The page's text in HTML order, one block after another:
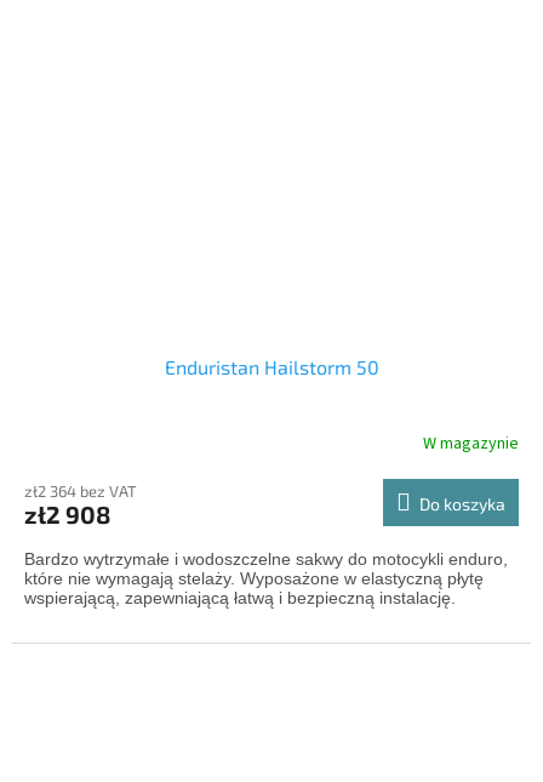
Enduristan Hailstorm 50
W magazynie
zł2 364 bez VAT
zł2 908 Do koszyka
Bardzo wytrzymałe i wodoszczelne sakwy do motocykli enduro,
które nie wymagają stelaży. Wyposażone w elastyczną płytę
wspierającą, zapewniającą łatwą i bezpieczną instalację.